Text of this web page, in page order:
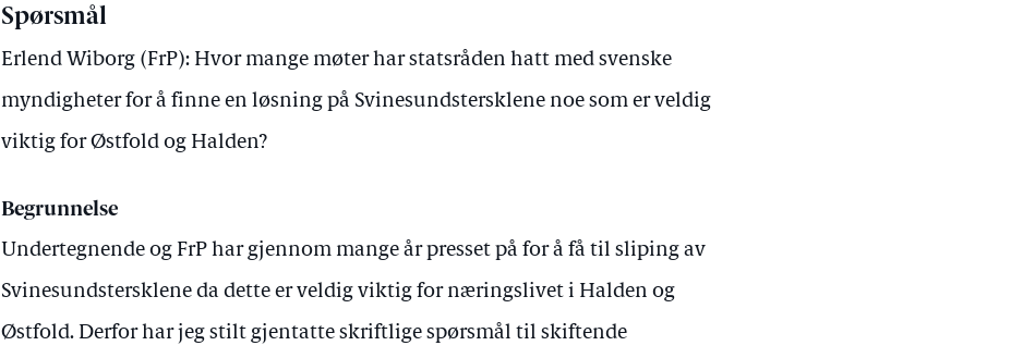
Spørsmål
Erlend Wiborg (FrP): Hvor mange møter har statsråden hatt med svenske
myndigheter for å finne en løsning på Svinesundstersklene noe som er veldig
viktig for Østfold og Halden?
Begrunnelse
Undertegnende og FrP har gjennom mange år presset på for å få til sliping av
Svinesundstersklene da dette er veldig viktig for næringslivet i Halden og
Østfold. Derfor har jeg stilt gjentatte skriftlige spørsmål til skiftende